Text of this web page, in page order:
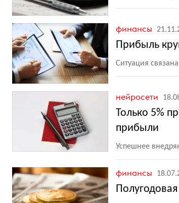
финансы
Прибыль
Ситуация
нейросети
Только 5%
прибыли
Успешнее
финансы